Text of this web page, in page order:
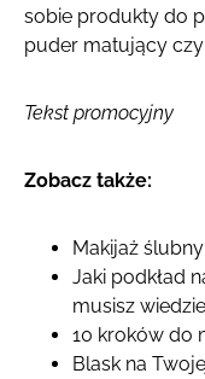
sobie produkty do
puder matujący
Tekst promocyjny
Zobacz także:
Makijaż
Jaki podkład
musisz
10 kroków do
Blask na